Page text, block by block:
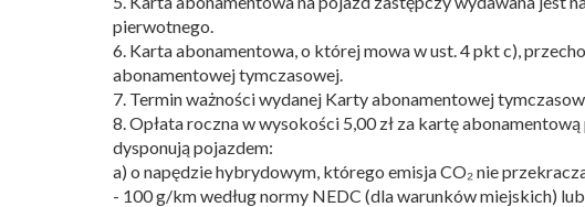
pierwotnego.
6. Karta abonamentowa, o której mowa w ust. 4 pkt c),
abonamentowej tymczasowej.
7. Termin ważności wydanej Karty abonamentowej
8. Opłata roczna w wysokości 5,00 zł za kartę
dysponują pojazdem:
a) o napędzie hybrydowym, którego emisja CO₂ nie
- 100 g/km według normy NEDC (dla warunków miejskich) lub